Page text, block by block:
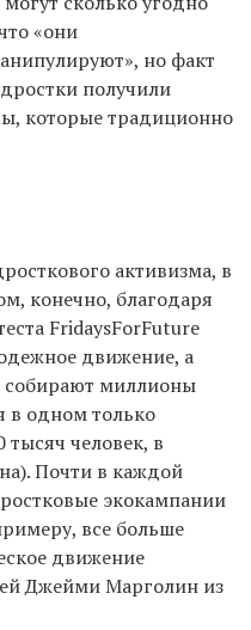
«они
но факт
получили
которые традиционно
активизма, в
конечно, благодаря
FridaysForFuture
движение, а
собирают миллионы
в одном только
человек, в
Почти в каждой
экокампании
все больше
движение
Джейми Марголин из